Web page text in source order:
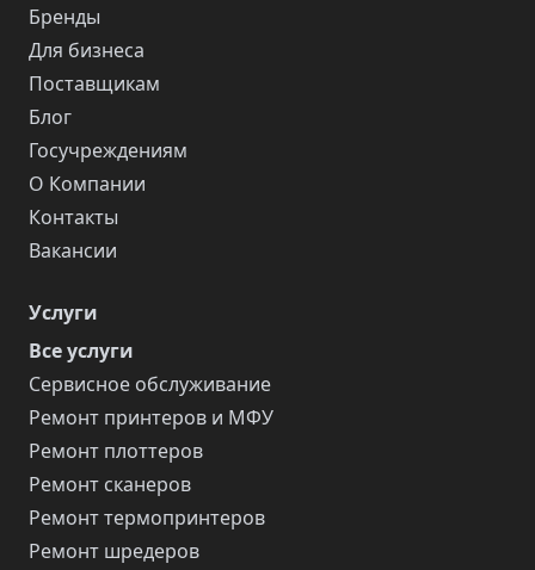
Бренды
Для бизнеса
Поставщикам
Блог
Госучреждениям
О Компании
Контакты
Вакансии
Услуги
Все услуги
Сервисное обслуживание
Ремонт принтеров и МФУ
Ремонт плоттеров
Ремонт сканеров
Ремонт термопринтеров
Ремонт шредеров